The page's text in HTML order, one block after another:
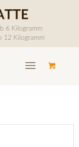
6 Kilogramm
12 Kilogramm